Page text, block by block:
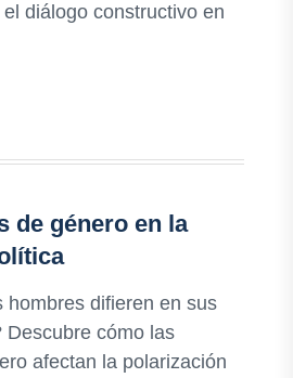
diálogo constructivo en
de género en la
hombres difieren en sus
Descubre cómo las
afectan la polarización